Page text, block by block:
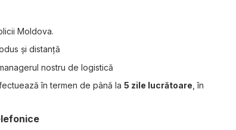
Moldova.
și distanță
nostru de logistică
în termen de până la 5 zile lucrătoare , în